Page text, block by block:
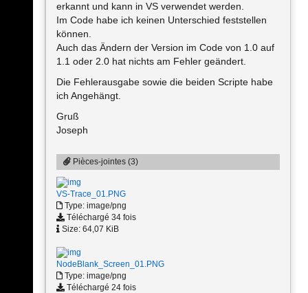
erkannt und kann in VS verwendet werden.
Im Code habe ich keinen Unterschied feststellen
können.
Auch das Ändern der Version im Code von 1.0 auf
1.1 oder 2.0 hat nichts am Fehler geändert.
Die Fehlerausgabe sowie die beiden Scripte habe
ich Angehängt.
Gruß
Joseph
Pièces-jointes (3)
VS-Trace_01.PNG
Type: image/png
Téléchargé 34 fois
Size: 64,07 KiB
NodeBlank_Screen_01.PNG
Type: image/png
Téléchargé 24 fois